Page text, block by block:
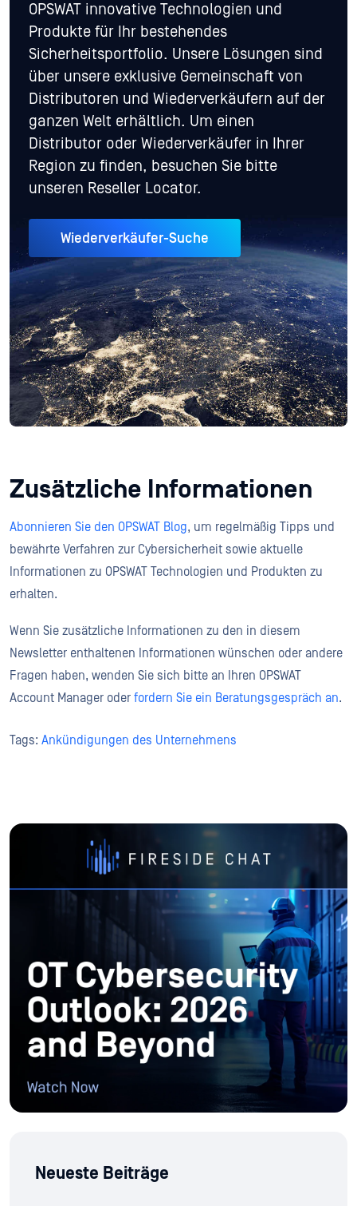
OPSWAT innovative Technologien und
Produkte für Ihr bestehendes
Sicherheitsportfolio. Unsere Lösungen sind
über unsere exklusive Gemeinschaft von
Distributoren und Wiederverkäufern auf der
ganzen Welt erhältlich. Um einen
Distributor oder Wiederverkäufer in Ihrer
Region zu finden, besuchen Sie bitte
unseren Reseller Locator.
Wiederverkäufer-Suche
Zusätzliche Informationen
Abonnieren Sie den OPSWAT Blog, um regelmäßig Tipps und
bewährte Verfahren zur Cybersicherheit sowie aktuelle
Informationen zu OPSWAT Technologien und Produkten zu
erhalten.
Wenn Sie zusätzliche Informationen zu den in diesem
Newsletter enthaltenen Informationen wünschen oder andere
Fragen haben, wenden Sie sich bitte an Ihren OPSWAT
Account Manager oder fordern Sie ein Beratungsgespräch an.
Tags: Ankündigungen des Unternehmens
Neueste Beiträge